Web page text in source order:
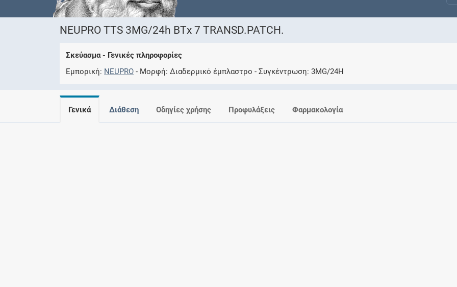
Ελέγξτε την αγωγή σας για αντενδείξεις και
NEUPRO TTS 3MG/24h ΒΤx 7 TRANSD.PATCH.
Σκεύασμα - Γενικές πληροφορίες
Εμπορική NEUPRO Μορφή Διαδερμικό έμπλαστρο Συγκέντρωση 3MG/24H
Γενικά Διάθεση Οδηγίες χρήσης Προφυλάξεις Φαρμακολογία